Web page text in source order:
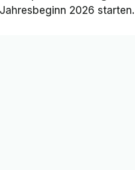
2026 starten.